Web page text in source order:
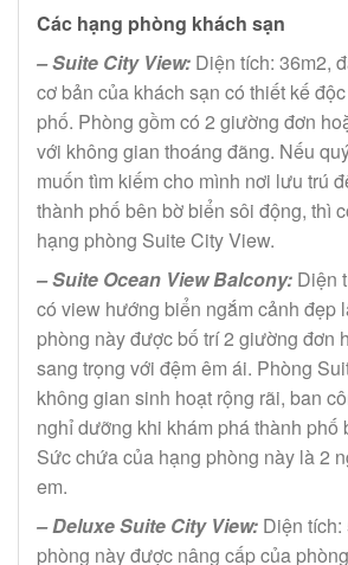
Các hạng phòng khách sạn
– Suite City View: Diện tích: 36m2,
cơ bản của khách sạn có thiết kế
phố. Phòng gồm có 2 giường đơn
với không gian thoáng đãng. Nếu
muốn tìm kiếm cho mình nơi lưu trú
thành phố bên bờ biển sôi động, thì
hạng phòng Suite City View.
– Suite Ocean View Balcony: Diện
có view hướng biển ngắm cảnh đẹp
phòng này được bố trí 2 giường đơn
sang trọng với đệm êm ái. Phòng
không gian sinh hoạt rộng rãi, ban
nghỉ dưỡng khi khám phá thành phố
Sức chứa của hạng phòng này là 2
em.
– Deluxe Suite City View: Diện tích:
phòng này được nâng cấp của